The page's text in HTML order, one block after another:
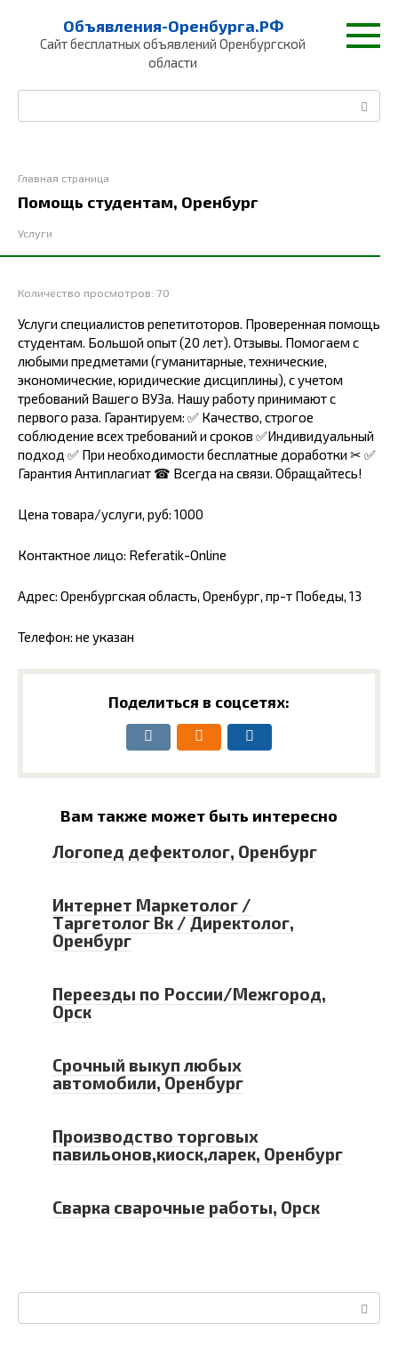
контенту
Объявления-Оренбурга.РФ
Сайт бесплатных объявлений Оренбургской
области
Главная страница
Помощь студентам, Оренбург
Услуги
Количество просмотров: 70
Услуги специалистов репетитоторов. Проверенная помощь
студентам. Большой опыт (20 лет). Отзывы. Помогаем с
любыми предметами (гуманитарные, технические,
экономические, юридические дисциплины), с учетом
требований Вашего ВУЗа. Нашу работу принимают с
первого раза. Гарантируем: ✅ Качество, строгое
соблюдение всех требований и сроков ✅Индивидуальный
подход ✅ При необходимости бесплатные доработки ✂ ✅
Гарантия Антиплагиат ☎ Всегда на связи. Обращайтесь!
Цена товара/услуги, руб: 1000
Контактное лицо: Referatik-Online
Адрес: Оренбургская область, Оренбург, пр-т Победы, 13
Телефон: не указан
Поделиться в соцсетях:
Вам также может быть интересно
Логопед дефектолог, Оренбург
Интернет Маркетолог /
Таргетолог Вк / Директолог,
Оренбург
Переезды по России/Межгород,
Орск
Срочный выкуп любых
автомобили, Оренбург
Производство торговых
павильонов,киоск,ларек, Оренбург
Сварка сварочные работы, Орск